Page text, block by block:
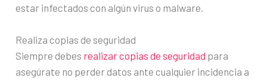
estar infectados con algún virus o malware.
Realiza copias de seguridad
Siempre debes realizar copias de seguridad para
asegúrate no perder datos ante cualquier incidencia a